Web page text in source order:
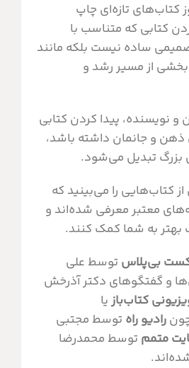
کتاب‌های تازه‌ای چاپ
کتابی که متناسب با
ساده نیست بلکه مانند
بخشی از مسیر رشد و
و نویسنده، پیدا کردن کتابی
ذهن و جانمان داشته باشد،
تبدیل می‌شود.
کتاب‌هایی را می‌بینید که
معتبر معرفی شده‌اند و
بهتر به شما کمک کنند.
بی‌پلاس توسط علی
و گفتگوهای دکتر آذرخش
کتاب‌بازیا
رادیو راه توسط مجتبی
متمم توسط محمدرضا